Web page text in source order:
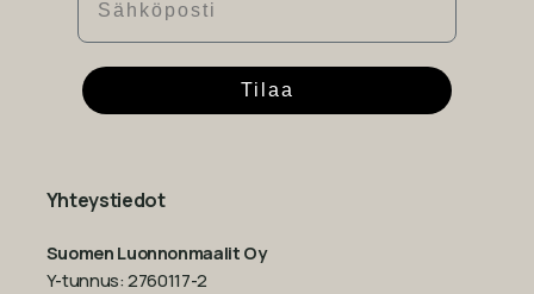
Tilaa
Yhteystiedot
Suomen Luonnonmaalit Oy
Y-tunnus: 2760117-2